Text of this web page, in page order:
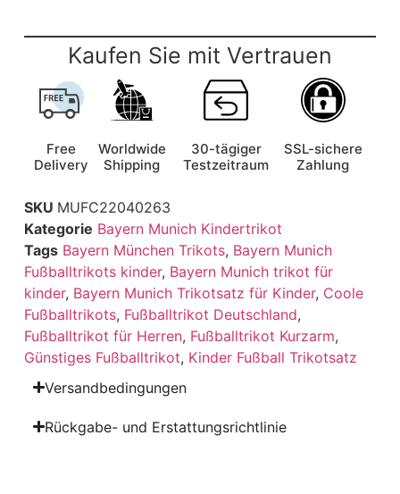
Kaufen Sie mit Vertrauen
Free
Delivery
Worldwide
Shipping
30-tägiger
Testzeitraum
SSL-sichere
Zahlung
SKU MUFC22040263
Kategorie Bayern Munich Kindertrikot
Tags Bayern München Trikots, Bayern Munich
Fußballtrikots kinder, Bayern Munich trikot für
kinder, Bayern Munich Trikotsatz für Kinder, Coole
Fußballtrikots, Fußballtrikot Deutschland,
Fußballtrikot für Herren, Fußballtrikot Kurzarm,
Günstiges Fußballtrikot, Kinder Fußball Trikotsatz
Versandbedingungen
Rückgabe- und Erstattungsrichtlinie